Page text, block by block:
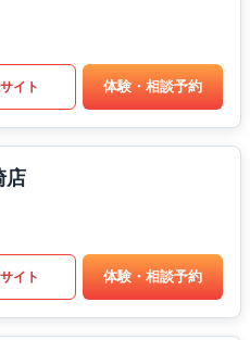
イト 体験・相談予約
店
イト 体験・相談予約